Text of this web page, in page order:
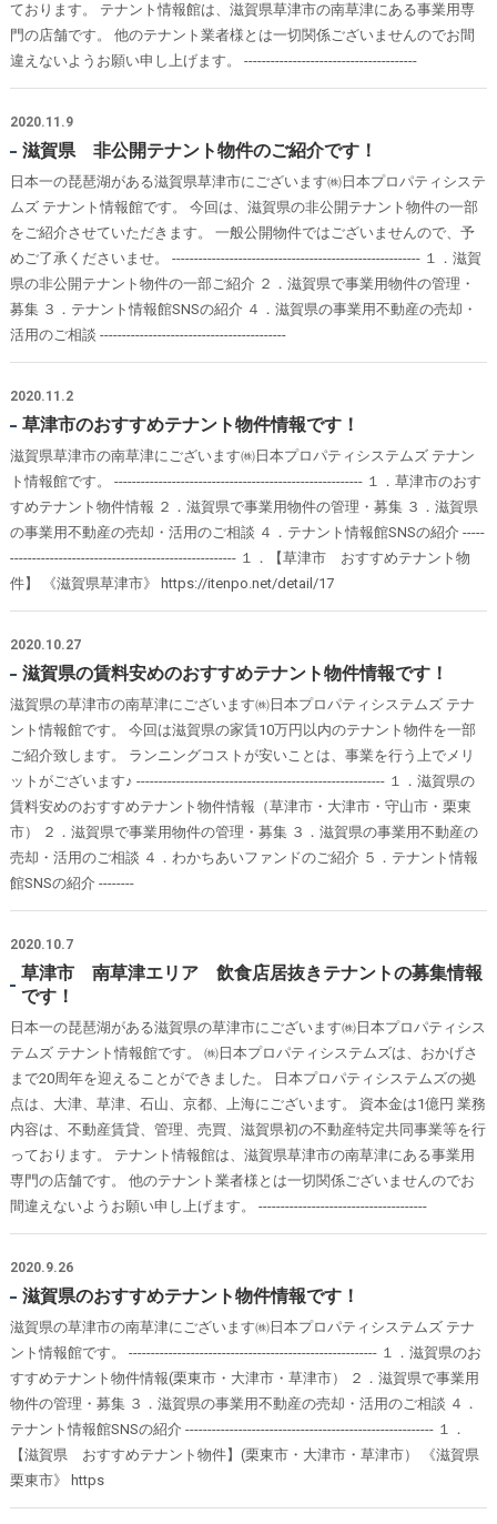
ております。 テナント情報館は、滋賀県草津市の南草津にある事業用専
門の店舗です。 他のテナント業者様とは一切関係ございませんのでお間
違えないようお願い申し上げます。 ---------------------------------------
2020.11.9
滋賀県 非公開テナント物件のご紹介です！
日本一の琵琶湖がある滋賀県草津市にございます㈱日本プロパティシステ
ムズ テナント情報館です。 今回は、滋賀県の非公開テナント物件の一部
をご紹介させていただきます。 一般公開物件ではございませんので、予
めご了承くださいませ。 -------------------------------------------------------- １．滋賀
県の非公開テナント物件の一部ご紹介 ２．滋賀県で事業用物件の管理・
募集 ３．テナント情報館SNSの紹介 ４．滋賀県の事業用不動産の売却・
活用のご相談 ------------------------------------------
2020.11.2
草津市のおすすめテナント物件情報です！
滋賀県草津市の南草津にございます㈱日本プロパティシステムズ テナン
ト情報館です。 -------------------------------------------------------- １．草津市のおす
すめテナント物件情報 ２．滋賀県で事業用物件の管理・募集 ３．滋賀県
の事業用不動産の売却・活用のご相談 ４．テナント情報館SNSの紹介 -----
--------------------------------------------------- １．【草津市 おすすめテナント物
件】 《滋賀県草津市》 https://itenpo.net/detail/17
2020.10.27
滋賀県の賃料安めのおすすめテナント物件情報です！
滋賀県の草津市の南草津にございます㈱日本プロパティシステムズ テナ
ント情報館です。 今回は滋賀県の家賃10万円以内のテナント物件を一部
ご紹介致します。 ランニングコストが安いことは、事業を行う上でメリ
ットがございます♪ -------------------------------------------------------- １．滋賀県の
賃料安めのおすすめテナント物件情報（草津市・大津市・守山市・栗東
市） ２．滋賀県で事業用物件の管理・募集 ３．滋賀県の事業用不動産の
売却・活用のご相談 ４．わかちあいファンドのご紹介 ５．テナント情報
館SNSの紹介 --------
2020.10.7
草津市 南草津エリア 飲食店居抜きテナントの募集情報
です！
日本一の琵琶湖がある滋賀県の草津市にございます㈱日本プロパティシス
テムズ テナント情報館です。 ㈱日本プロパティシステムズは、おかげさ
まで20周年を迎えることができました。 日本プロパティシステムズの拠
点は、大津、草津、石山、京都、上海にございます。 資本金は1億円 業務
内容は、不動産賃貸、管理、売買、滋賀県初の不動産特定共同事業等を行
っております。 テナント情報館は、滋賀県草津市の南草津にある事業用
専門の店舗です。 他のテナント業者様とは一切関係ございませんのでお
間違えないようお願い申し上げます。 --------------------------------------
2020.9.26
滋賀県のおすすめテナント物件情報です！
滋賀県の草津市の南草津にございます㈱日本プロパティシステムズ テナ
ント情報館です。 -------------------------------------------------------- １．滋賀県のお
すすめテナント物件情報(栗東市・大津市・草津市） ２．滋賀県で事業用
物件の管理・募集 ３．滋賀県の事業用不動産の売却・活用のご相談 ４．
テナント情報館SNSの紹介 -------------------------------------------------------- １．
【滋賀県 おすすめテナント物件】(栗東市・大津市・草津市） 《滋賀県
栗東市》 https